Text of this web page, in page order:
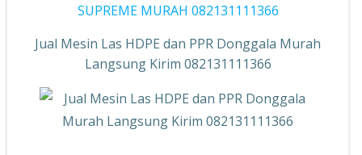
SUPREME MURAH 082131111366
Jual Mesin Las HDPE dan PPR Donggala Murah
Langsung Kirim 082131111366